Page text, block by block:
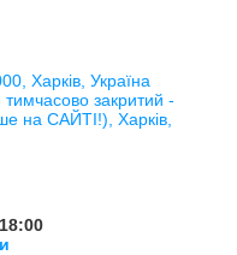
Харків, Україна
закритий -
на САЙТІ!), Харків,